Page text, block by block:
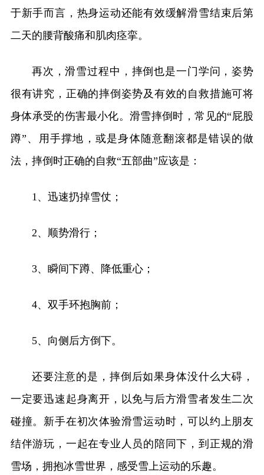
于新手而言，热身运动还能有效缓解滑雪结束后第
二天的腰背酸痛和肌肉痉挛。
再次，滑雪过程中，摔倒也是一门学问，姿势
很有讲究，正确的摔倒姿势及有效的自救措施可将
身体承受的伤害最小化。滑雪摔倒时，常见的“屁股
蹲”、用手撑地，或是身体随意翻滚都是错误的做
法，摔倒时正确的自救“五部曲”应该是：
1、迅速扔掉雪仗；
2、顺势滑行；
3、瞬间下蹲、降低重心；
4、双手环抱胸前；
5、向侧后方倒下。
还要注意的是，摔倒后如果身体没什么大碍，
一定要迅速起身离开，以免与后方滑雪者发生二次
碰撞。新手在初次体验滑雪运动时，可以约上朋友
结伴游玩，一起在专业人员的陪同下，到正规的滑
雪场，拥抱冰雪世界，感受雪上运动的乐趣。